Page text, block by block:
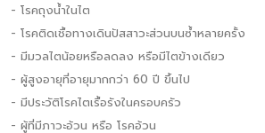
- โรคถุงน้ำในไต
- โรคติดเชื้อทางเดินปัสสาวะส่วนบนซ้ำหลายครั้ง
- มีมวลไตน้อยหรือลดลง หรือมีไตข้างเดียว
- ผู้สูงอายุที่อายุมากกว่า 60 ปี ขึ้นไป
- มีประวัติโรคไตเรื้อรังในครอบครัว
- ผู้ที่มีภาวะอ้วน หรือ โรคอ้วน